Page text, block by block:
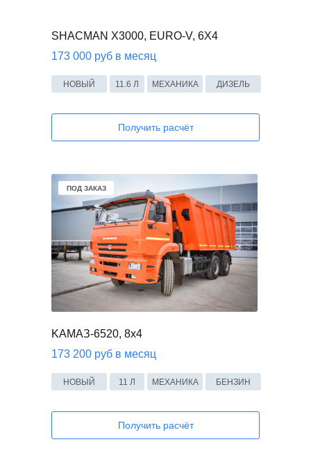
SHACMAN X3000, EURO-V, 6X4
173 000 руб в месяц
11.6 Л МЕХАНИКА ДИЗЕЛЬ
НОВЫЙ
KАМАЗ-6520, 8x4
173 200 руб в месяц
11 Л МЕХАНИКА БЕНЗИН
НОВЫЙ
Получить расчёт
Получить расчёт
В НАЛИЧИИ
ПОД ЗАКАЗ